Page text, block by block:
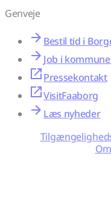
Genveje
Bestil tid i
Job i
Pressekontakt
VisitFaaborg
Læs nyheder